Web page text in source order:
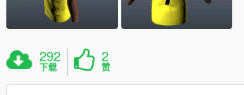
292
下载
2
赞